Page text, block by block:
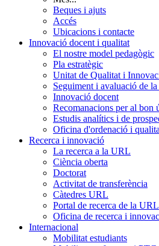
Beques i ajuts
Accés
Ubicacions i contacte
Innovació docent i qualitat
El nostre model pedagògic
Pla estratègic
Unitat de Qualitat i
Seguiment i avaluació de
Innovació docent
Recomanacions per al bon
Estudis analítics i de
Oficina d'ordenació i
Recerca i innovació
La recerca a la URL
Ciència oberta
Doctorat
Activitat de transferència
Càtedres URL
Portal de recerca de la URL
Oficina de recerca i
Internacional
Mobilitat estudiants